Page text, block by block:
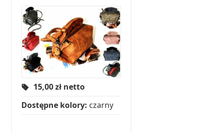
15,00zł netto
Dostępne kolory: czarny